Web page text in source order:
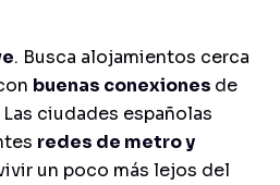
. Busca alojamientos cerca
buenas conexiones de
Las ciudades españolas
redes de metro y
un poco más lejos del